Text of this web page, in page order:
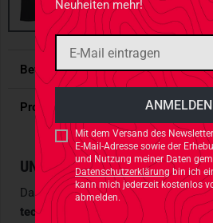
Neuheiten mehr!
Mit dem Versand des
E-Mail-Adresse sowie der
und Nutzung meiner Daten
Datenschutzerklärungbin ich
kann mich jederzeit kostenlos
abmelden.
Bewertungen 4.91/
Produktdetails
UNTERHEMD NACH
Das Bundeswehr Unterhemd von
technischen Lieferbedingungen der